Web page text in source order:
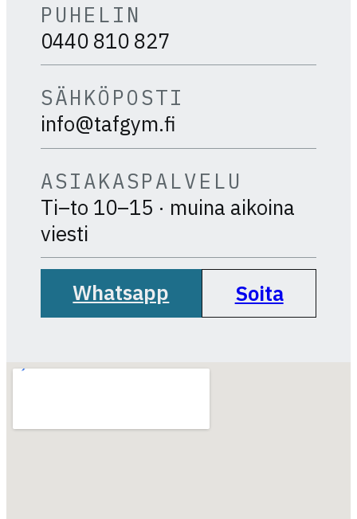
PUHELIN
0440 810 827
SÄHKÖPOSTI
info@tafgym.fi
ASIAKASPALVELU
Ti–to 10–15 · muina aikoina
viesti
Whatsapp Soita